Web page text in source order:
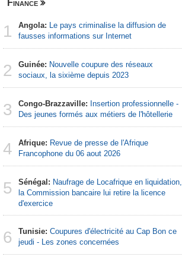
Finance
1 Angola: Le pays criminalise la diffusion de
fausses informations sur Internet
2 Guinée: Nouvelle coupure des réseaux
sociaux, la sixième depuis 2023
3 Congo-Brazzaville: Insertion professionnelle -
Des jeunes formés aux métiers de l'hôtellerie
4 Afrique: Revue de presse de l'Afrique
Francophone du 06 aout 2026
5 Sénégal: Naufrage de Locafrique en liquidation,
la Commission bancaire lui retire la licence
d'exercice
6 Tunisie: Coupures d'électricité au Cap Bon ce
jeudi - Les zones concernées